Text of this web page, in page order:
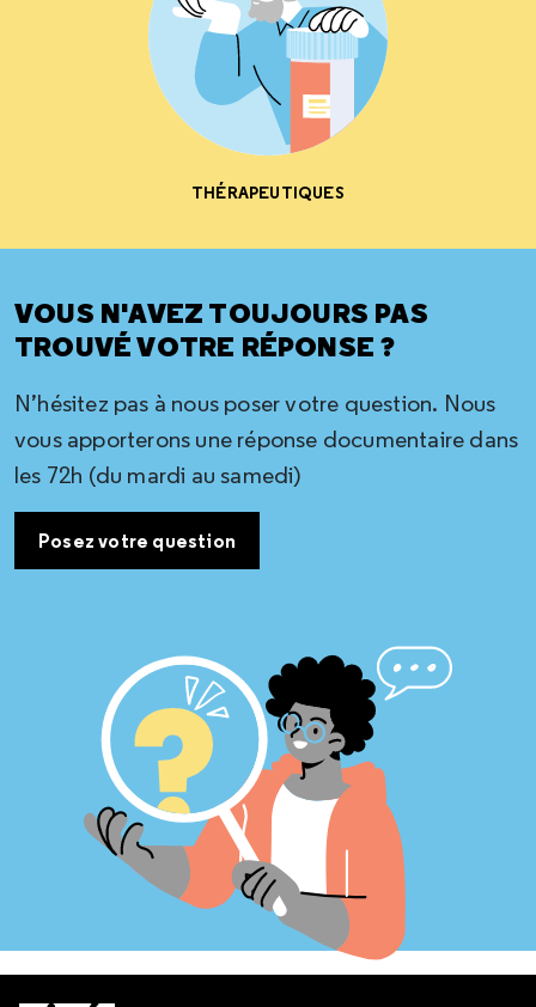
THÉRAPEUTIQUES
VOUS N'AVEZ TOUJOURS PAS
TROUVÉ VOTRE RÉPONSE ?
N’hésitez pas à nous poser votre question. Nous
vous apporterons une réponse documentaire dans
les 72h (du mardi au samedi)
Posez votre question